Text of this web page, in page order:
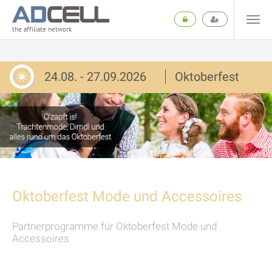
the affiliate network
24.08. - 27.09.2026 Oktoberfest
Oktoberfest Mode und Accessoires
Partnerprogramme für Oktoberfest Mode und
Accessoires